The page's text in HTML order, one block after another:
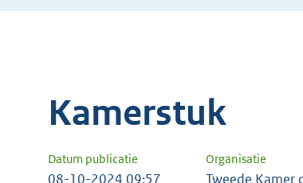
Kamerstuk
Datum publicatie Organisatie
08-10-2024 09:57 Tweede Kamer